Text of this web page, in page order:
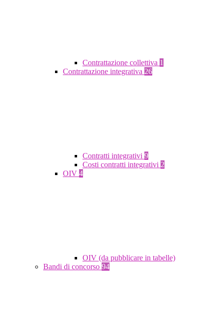
Contrattazione collettiva 1
Contrattazione integrativa 26
Contratti integrativi 9
Costi contratti integrativi 2
OIV 4
OIV (da pubblicare in tabelle)
Bandi di concorso 94